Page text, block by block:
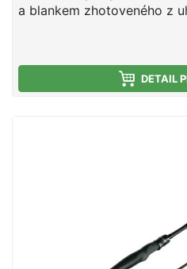
a blankem zhotoveného z
také výborně přenáší
ultimátní lehkost a sílu
Použitý byl náš Helicore
citlivá a umožňuje
nebo spolehlivě
garantovaná německá
blank! Nezaostávají ani
díky nimž bude daleké a
Pro maximalizování těchto
osazeny špičkovými
DETAIL